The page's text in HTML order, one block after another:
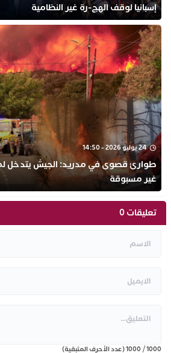
إسبانيا لوقف الهج-رة غير النظامية
24 يوليو 2026 - 14:50
طوارئ قصوى في مدريد: الجيش يتدخل
غير مسبوقة
تعليقات 0
1000
/
1000(عدد الأحرف المتبقية)